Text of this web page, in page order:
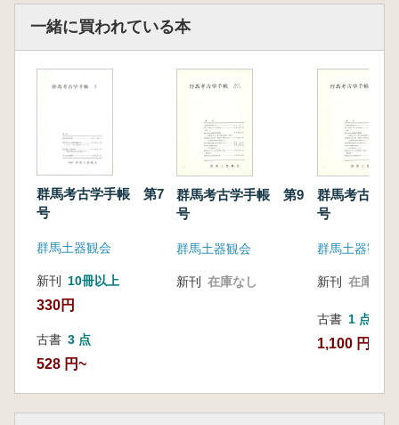
一緒に買われている本
群馬考古学手帳 第7
号
群馬土器観会
新刊 10冊以上
330円
古書 3 点
528 円~
群馬考古学手帳 第9
号
群馬土器観会
新刊 在庫なし
群馬考古学
号
群馬土器観会
新刊 在庫なし
古書 1 点
1,100 円